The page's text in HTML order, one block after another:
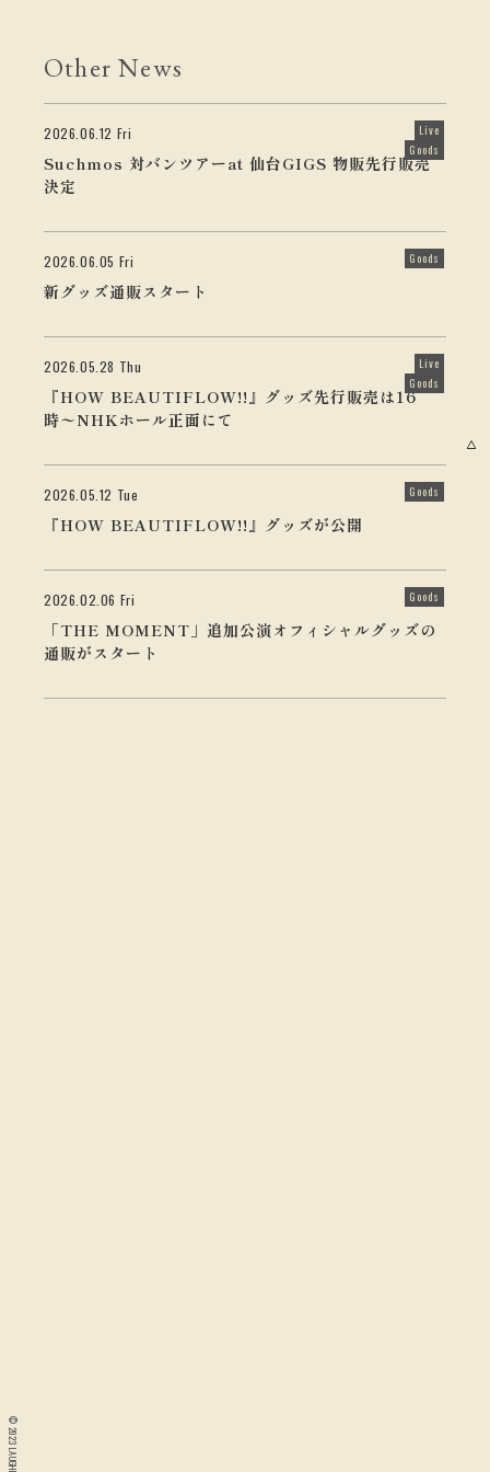
Other News
2026.06.12 Fri
Live
Goods
Suchmos 対バンツアーat 仙台GIGS 物販先行販売
決定
2026.06.05 Fri Goods
新グッズ通販スタート
2026.05.28 Thu
Live
Goods
『HOW BEAUTIFLOW!!』グッズ先行販売は16
時〜NHKホール正面にて
2026.05.12 Tue Goods
『HOW BEAUTIFLOW!!』グッズが公開
2026.02.06 Fri Goods
「THE MOMENT」追加公演オフィシャルグッズの
通販がスタート